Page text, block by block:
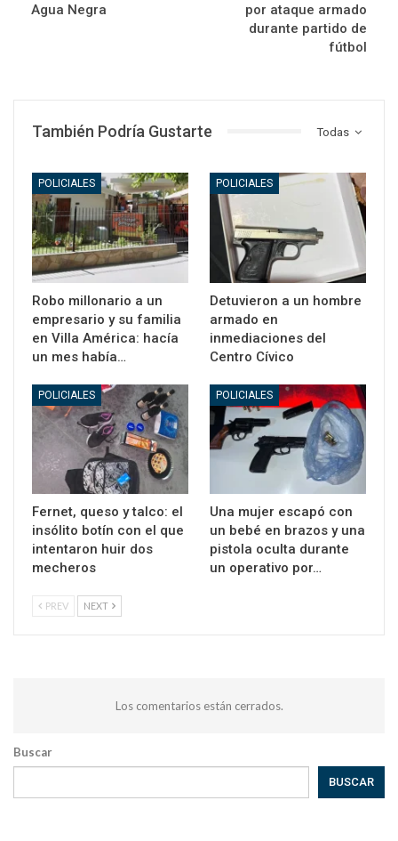
Agua Negra
por ataque armado
durante partido de
fútbol
Todas
También Podría Gustarte
POLICIALES
Robo millonario a un
empresario y su familia
en Villa América: hacía
un mes había…
POLICIALES
Detuvieron a un hombre
armado en
inmediaciones del
Centro Cívico
POLICIALES
Fernet, queso y talco: el
insólito botín con el que
intentaron huir dos
mecheros
POLICIALES
Una mujer escapó con
un bebé en brazos y una
pistola oculta durante
un operativo por…
PREV NEXT
Los comentarios están cerrados.
Buscar
BUSCAR